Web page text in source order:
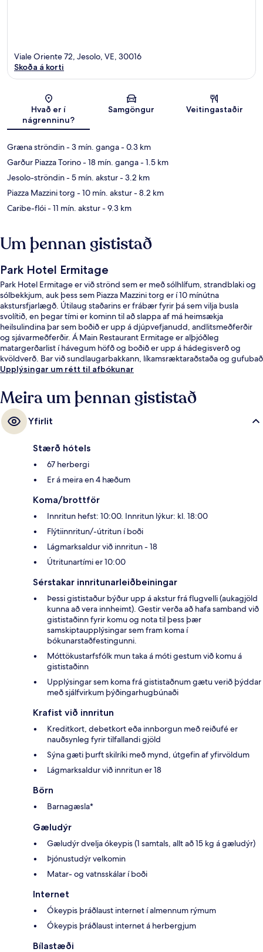
Kort
Viale Oriente 72, Jesolo, VE, 30016
Skoða á korti
Hvað er í
nágrenninu?
Samgöngur Veitingastaðir
Græna ströndin- 3 mín. ganga- 0.3 km
Garður Piazza Torino- 18 mín. ganga- 1.5 km
Jesolo-ströndin- 5 mín. akstur- 3.2 km
Piazza Mazzini torg - 10 mín. akstur- 8.2 km
Caribe-flói- 11 mín. akstur- 9.3 km
Um þennan gististað
Park Hotel Ermitage
Park Hotel Ermitage er við strönd sem er með sólhlífum, strandblaki og
sólbekkjum, auk þess sem Piazza Mazzini torg er í 10 mínútna
akstursfjarlægð. Útilaug staðarins er frábær fyrir þá sem vilja busla
svolítið, en þegar tími er kominn til að slappa af má heimsækja
heilsulindina þar sem boðið er upp á djúpvefjanudd, andlitsmeðferðir
og sjávarmeðferðir. Á Main Restaurant Ermitage er alþjóðleg
matargerðarlist í hávegum höfð og boðið er upp á hádegisverð og
kvöldverð. Bar við sundlaugarbakkann, líkamsræktaraðstaða og gufubað
eru meðal annarra hápunkta staðarins.
Upplýsingar um rétt til afbókunar
Meira um þennan gististað
Yfirlit
Stærð hótels
67 herbergi
Er á meira en 4 hæðum
Koma/brottför
Innritun hefst: 10:00. Innritun lýkur: kl. 18:00
Flýtiinnritun/-útritun í boði
Lágmarksaldur við innritun - 18
Útritunartími er 10:00
Sérstakar innritunarleiðbeiningar
Þessi gististaður býður upp á akstur frá flugvelli (aukagjöld
kunna að vera innheimt). Gestir verða að hafa samband við
gististaðinn fyrir komu og nota til þess þær
samskiptaupplýsingar sem fram koma í
bókunarstaðfestingunni.
Móttökustarfsfólk mun taka á móti gestum við komu á
gististaðinn
Upplýsingar sem koma frá gististaðnum gætu verið þýddar
með sjálfvirkum þýðingarhugbúnaði
Krafist við innritun
Kreditkort, debetkort eða innborgun með reiðufé er
nauðsynleg fyrir tilfallandi gjöld
Sýna gæti þurft skilríki með mynd, útgefin af yfirvöldum
Lágmarksaldur við innritun er 18
Börn
Barnagæsla*
Gæludýr
Gæludýr dvelja ókeypis (1 samtals, allt að 15 kg á gæludýr)
Þjónustudýr velkomin
Matar- og vatnsskálar í boði
Internet
Ókeypis þráðlaust internet í almennum rýmum
Ókeypis þráðlaust internet á herbergjum
Bílastæði